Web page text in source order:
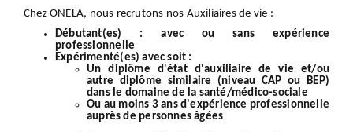
Chez ONELA, nous recrutons nos Auxiliaires de vie :
Débutant(es) :avec ou sans expérience
professionnelle
Expérimenté(es) avec soit :
Un diplôme d'état d'auxiliaire de vie et/ou
autre diplôme similaire (niveau CAP ou BEP)
dans le domaine de la santé/médico-sociale
Ou au moins 3 ans d'expérience professionnelle
auprès de personnes âgées